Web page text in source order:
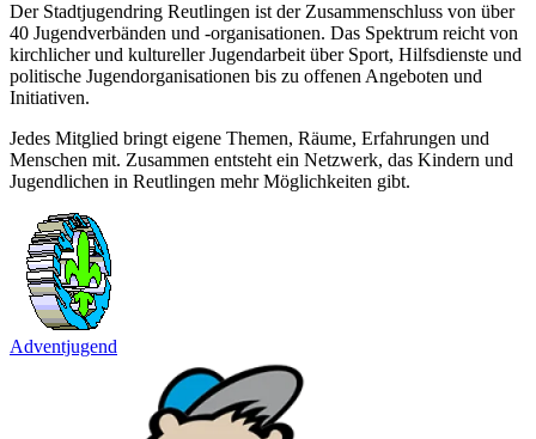
Der Stadtjugendring Reutlingen ist der Zusammenschluss von über
40 Jugendverbänden und -organisationen. Das Spektrum reicht von
kirchlicher und kultureller Jugendarbeit über Sport, Hilfsdienste und
politische Jugendorganisationen bis zu offenen Angeboten und
Initiativen.
Jedes Mitglied bringt eigene Themen, Räume, Erfahrungen und
Menschen mit. Zusammen entsteht ein Netzwerk, das Kindern und
Jugendlichen in Reutlingen mehr Möglichkeiten gibt.
Adventjugend